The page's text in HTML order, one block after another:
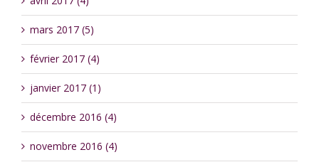
mars 2017 (5)
février 2017 (4)
janvier 2017 (1)
décembre 2016 (4)
novembre 2016 (4)